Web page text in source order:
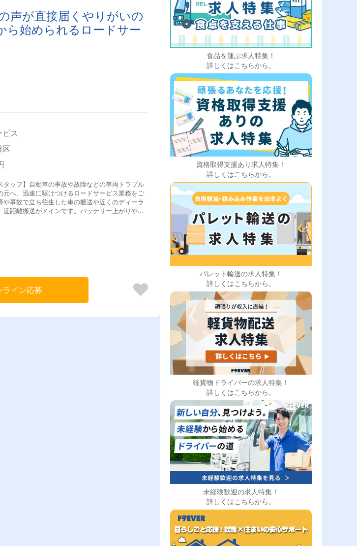
声が直接届くやりがいの
ら始められるロードサー
ビス
区
タッフ】自動車の事故や故障などの車両トラブル
元へ、迅速に駆けつけるロードサービス業務をご
や事故で立ち往生した車の搬送や近くのディーラ
近距離搬送がメインです。バッテリー上がりやス
ライン応募
食品を運ぶ求人特集！
詳しくはこちらから。
資格取得支援あり求人特集！
詳しくはこちらから。
パレット輸送の求人特集！
詳しくはこちらから。
軽貨物ドライバーの求人特集！
詳しくはこちらから。
未経験歓迎の求人特集！
詳しくはこちらから。